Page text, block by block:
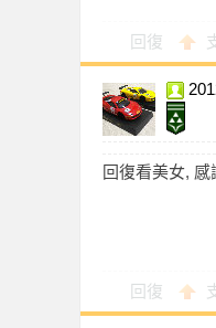
回復
回復看美女, 感
回復